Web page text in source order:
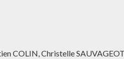
COLIN, Christelle